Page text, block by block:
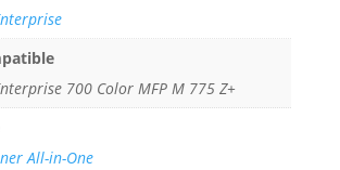
700 Color MFP M 775 Z+
All-in-One